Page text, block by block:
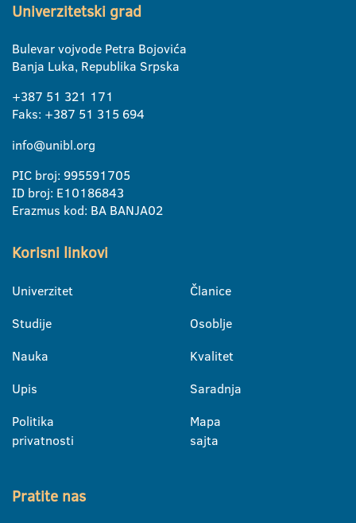
Univerzitetski grad
Bulevar vojvode Petra Bojovića
Banja Luka, Republika Srpska
+387 51 321 171
Faks: +387 51 315 694
info@unibl.org
PIC broj: 995591705
ID broj: E10186843
Erazmus kod: BA BANJA02
Korisni linkovi
Univerzitet
Studije
Nauka
Upis
Politika
privatnosti
Članice
Osoblje
Kvalitet
Saradnja
Mapa
sajta
Pratite nas